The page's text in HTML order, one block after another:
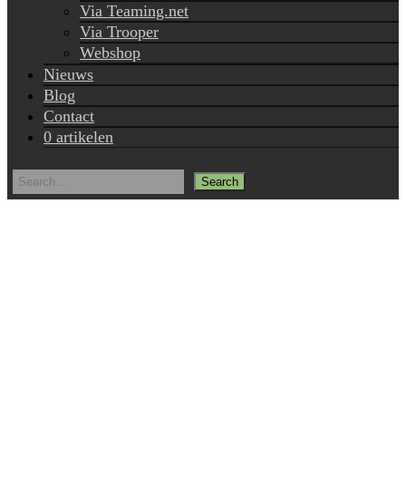
Via Teaming.net
Via Trooper
Webshop
Nieuws
Blog
Contact
0 artikelen
Search
for: